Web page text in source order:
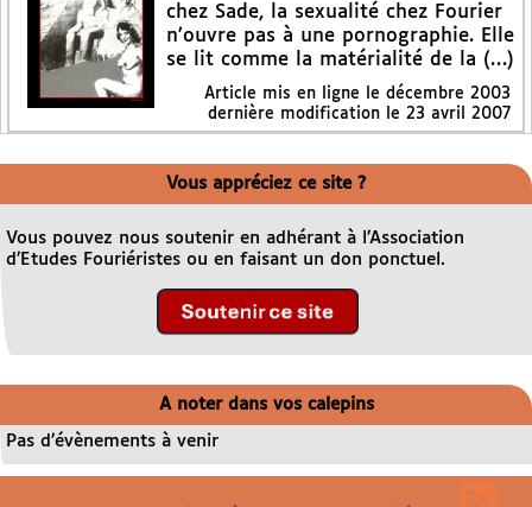
chez Sade, la sexualité chez Fourier
n’ouvre pas à une pornographie. Elle
se lit comme la matérialité de la (…)
Article mis en ligne le décembre 2003
dernière modification le 23 avril 2007
Vous appréciez ce site ?
Vous pouvez nous soutenir en adhérant à l’Association
d’Etudes Fouriéristes ou en faisant un don ponctuel.
A noter dans vos calepins
Pas d’évènements à venir